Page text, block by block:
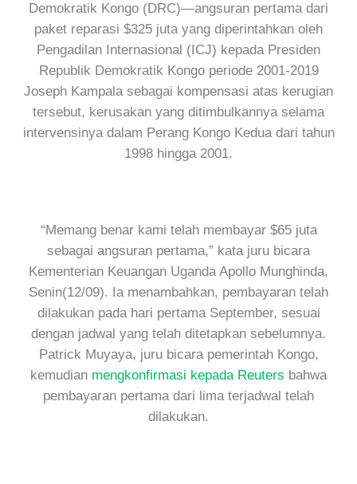
Demokratik Kongo (DRC)—angsuran pertama dari
paket reparasi $325 juta yang diperintahkan oleh
Pengadilan Internasional (ICJ) kepada Presiden
Republik Demokratik Kongo periode 2001-2019
Joseph Kampala sebagai kompensasi atas kerugian
tersebut, kerusakan yang ditimbulkannya selama
intervensinya dalam Perang Kongo Kedua dari tahun
1998 hingga 2001.
“Memang benar kami telah membayar $65 juta
sebagai angsuran pertama,” kata juru bicara
Kementerian Keuangan Uganda Apollo Munghinda,
Senin(12/09). Ia menambahkan, pembayaran telah
dilakukan pada hari pertama September, sesuai
dengan jadwal yang telah ditetapkan sebelumnya.
Patrick Muyaya, juru bicara pemerintah Kongo,
kemudian mengkonfirmasi kepada Reuters bahwa
pembayaran pertama dari lima terjadwal telah
dilakukan.